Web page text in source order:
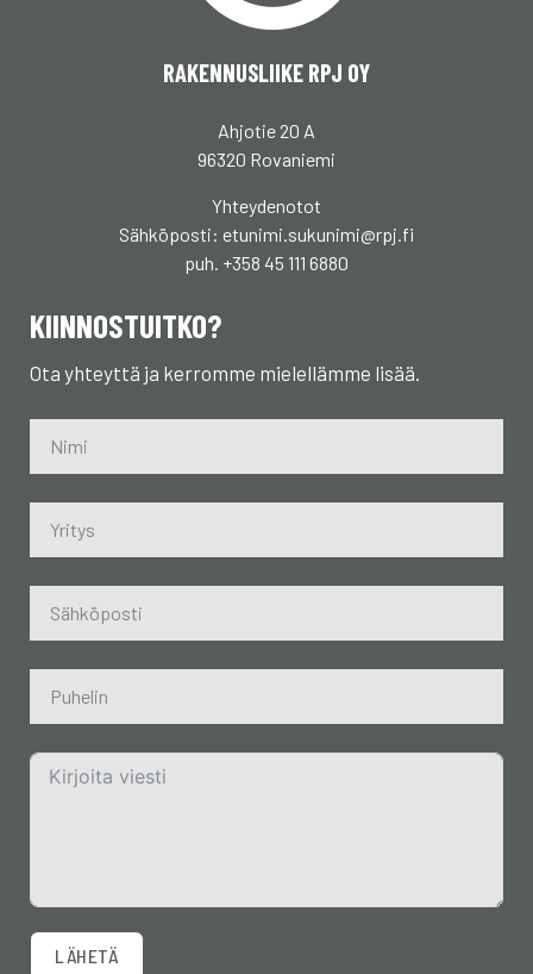
RAKENNUSLIIKE RPJ OY
Ahjotie 20 A
96320 Rovaniemi
Yhteydenotot
Sähköposti: etunimi.sukunimi@rpj.fi
puh. +358 45 111 6880
KIINNOSTUITKO?
Ota yhteyttä ja kerromme mielellämme lisää.
LÄHETÄ